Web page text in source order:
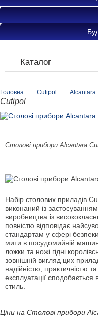
Каталог
Головна Cutipol Alcantara
Cutipol
Столові прибори Alcantara
Набір столових приладів
виконаний із
виробництва із
повністю відповідає
стандартам у сфері
мити в посудомийній
ложки та ножі гідні
зовнішній вигляд цих
надійністю, практичністю
експлуатації сподобається
стиль.
Ціни на Столові прибори